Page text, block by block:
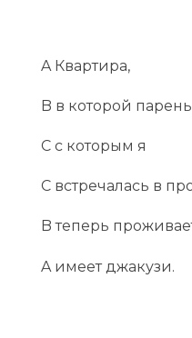
A Квартира,
B в которой
C с которым я
C встречалась в
B теперь
A имеет джакузи.